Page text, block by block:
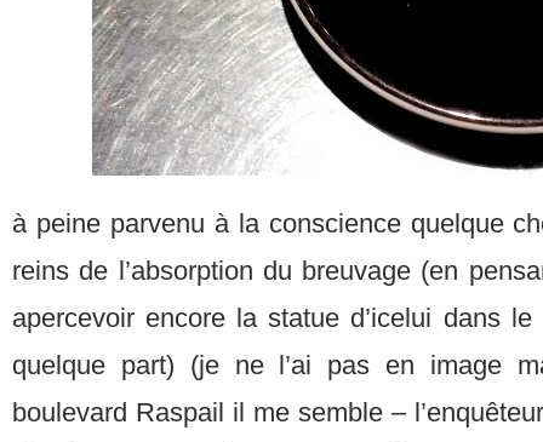
à peine parvenu à la conscience quelque
reins de l’absorption du breuvage (en
apercevoir encore la statue d’icelui dans
quelque part) (je ne l’ai pas en image
boulevard Raspail il me semble –